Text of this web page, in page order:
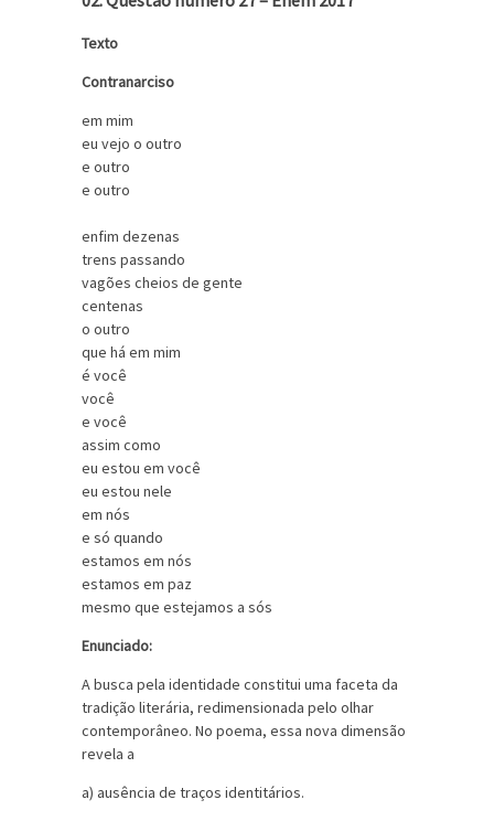
Texto
Contranarciso
em mim
eu vejo o outro
e outro
e outro
enfim dezenas
trens passando
vagões cheios de gente
centenas
o outro
que há em mim
é você
você
e você
assim como
eu estou em você
eu estou nele
em nós
e só quando
estamos em nós
estamos em paz
mesmo que estejamos a sós
Enunciado:
A busca pela identidade constitui uma faceta da
tradição literária, redimensionada pelo olhar
contemporâneo. No poema, essa nova dimensão
revela a
a) ausência de traços identitários.